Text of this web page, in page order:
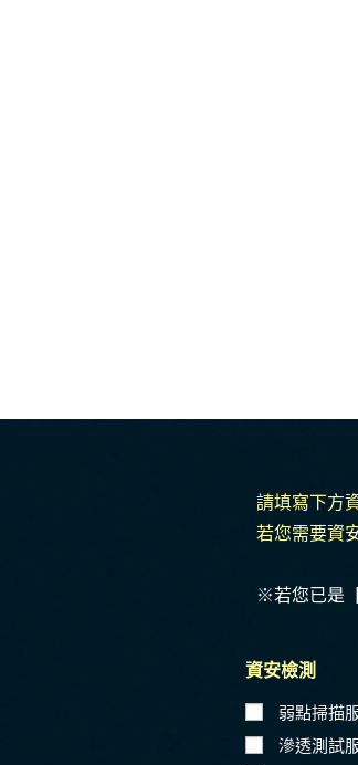
請填寫下方
若您需要資
※若您已是
資安檢測
弱點掃描
滲透測試